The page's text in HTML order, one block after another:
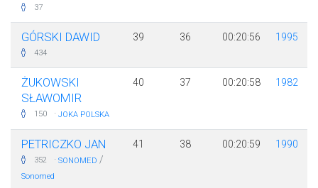
37
GÓRSKI DAWID
434
39 36 00:20:56 1995
ŻUKOWSKI
SŁAWOMIR
150 · JOKA POLSKA
40 37 00:20:58 1982
PETRICZKO JAN
352 · SONOMED /
Sonomed
41 38 00:20:59 1990